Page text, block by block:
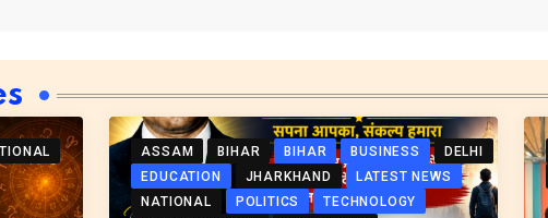
ASSAM BIHAR BIHAR BUSINESS
DELHI
EDUCATION
JHARKHAND
LATEST NEWS
NATIONAL
POLITICS
TECHNOLOGY